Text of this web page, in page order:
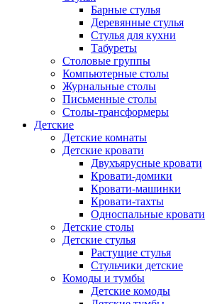
Барные стулья
Деревянные стулья
Стулья для кухни
Табуреты
Столовые группы
Компьютерные столы
Журнальные столы
Письменные столы
Столы-трансформеры
Детские
Детские комнаты
Детские кровати
Двухъярусные кровати
Кровати-домики
Кровати-машинки
Кровати-тахты
Односпальные кровати
Детские столы
Детские стулья
Растущие стулья
Стульчики детские
Комоды и тумбы
Детские комоды